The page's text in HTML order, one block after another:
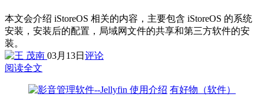
本文会介绍 iStoreOS 相关的内容，主要包含 iStoreOS 的系统
安装，安装后的配置，局域网文件的共享和第三方软件的安
装。
03月13日 评论
阅读全文
有好物（软件）